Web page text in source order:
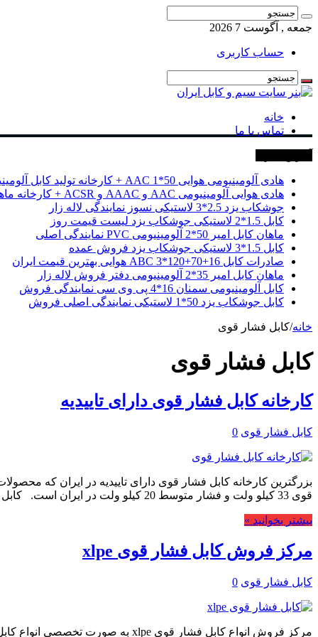
جمعه , آگوست 7 2026
حساب کاربری
خانه
تماس با ما
هادی آلومینیومی هوایی 50*1 AAC + کارخانه تولید کابل آلومینیومی
هادی هوایی آلومینیومی AAC و AAAC و ACSR + کارخانه ماهان کابل امیر
جوشکاب یزد 2.5*3 لاستیکی نسوز نمایندگی لاله زار
کابل 1.5*2 لاستیکی جوشکاب یزد لیست قیمت روز
ماهان کابل امیر 50*2 آلومینیومی PVC نمایندگی اصلی
کابل 1.5*3 لاستیکی جوشکاب یزد فروش عمده
صادرات کابل 16+70+120*3 ABC هوایی بهترین قیمت ایران
ماهان کابل امیر 35*2 آلومینیومی دفتر فروش لاله زار
کابل آلومینیومی سمنان 16*4 پی وی سی نمایندگی فروش
کابل جوشکاب یزد 50*1 لاستیکی نمایندگی اصلی فروش
خانه/کابل فشار قوی
کابل فشار قوی
کارخانه کابل فشار قوی دارای تاییدیه
کابل فشار قوی 0
بزرگترین کارخانه کابل فشار قوی دارای تاییدیه در ایران که
قوی 33 کیلو ولت و فشار متوسط 20 کیلو ولت در ایران است. کابل …
بیشتر بخوانید »
مرکز فروش کابل فشار قوی xlpe
کابل فشار قوی 0